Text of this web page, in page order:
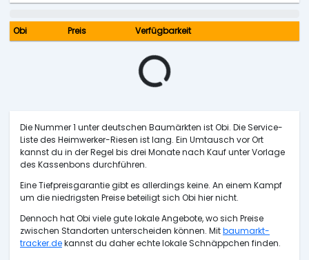
Obi Preis Verfügbarkeit
Die Nummer 1 unter deutschen Baumärkten ist Obi. Die Service-
Liste des Heimwerker-Riesen ist lang. Ein Umtausch vor Ort
kannst du in der Regel bis drei Monate nach Kauf unter Vorlage
des Kassenbons durchführen.
Eine Tiefpreisgarantie gibt es allerdings keine. An einem Kampf
um die niedrigsten Preise beteiligt sich Obi hier nicht.
Dennoch hat Obi viele gute lokale Angebote, wo sich Preise
zwischen Standorten unterscheiden können. Mitbaumarkt-
tracker.dekannst du daher echte lokale Schnäppchen finden.